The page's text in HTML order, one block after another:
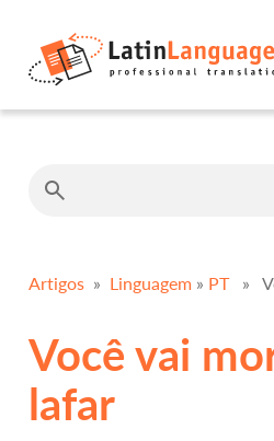
Artigos » Linguagem » PT»
Você vai
lafar